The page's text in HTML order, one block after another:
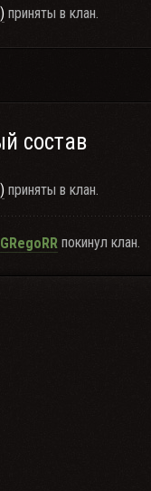
приняты в клан.
состав
приняты в клан.
покинул клан.